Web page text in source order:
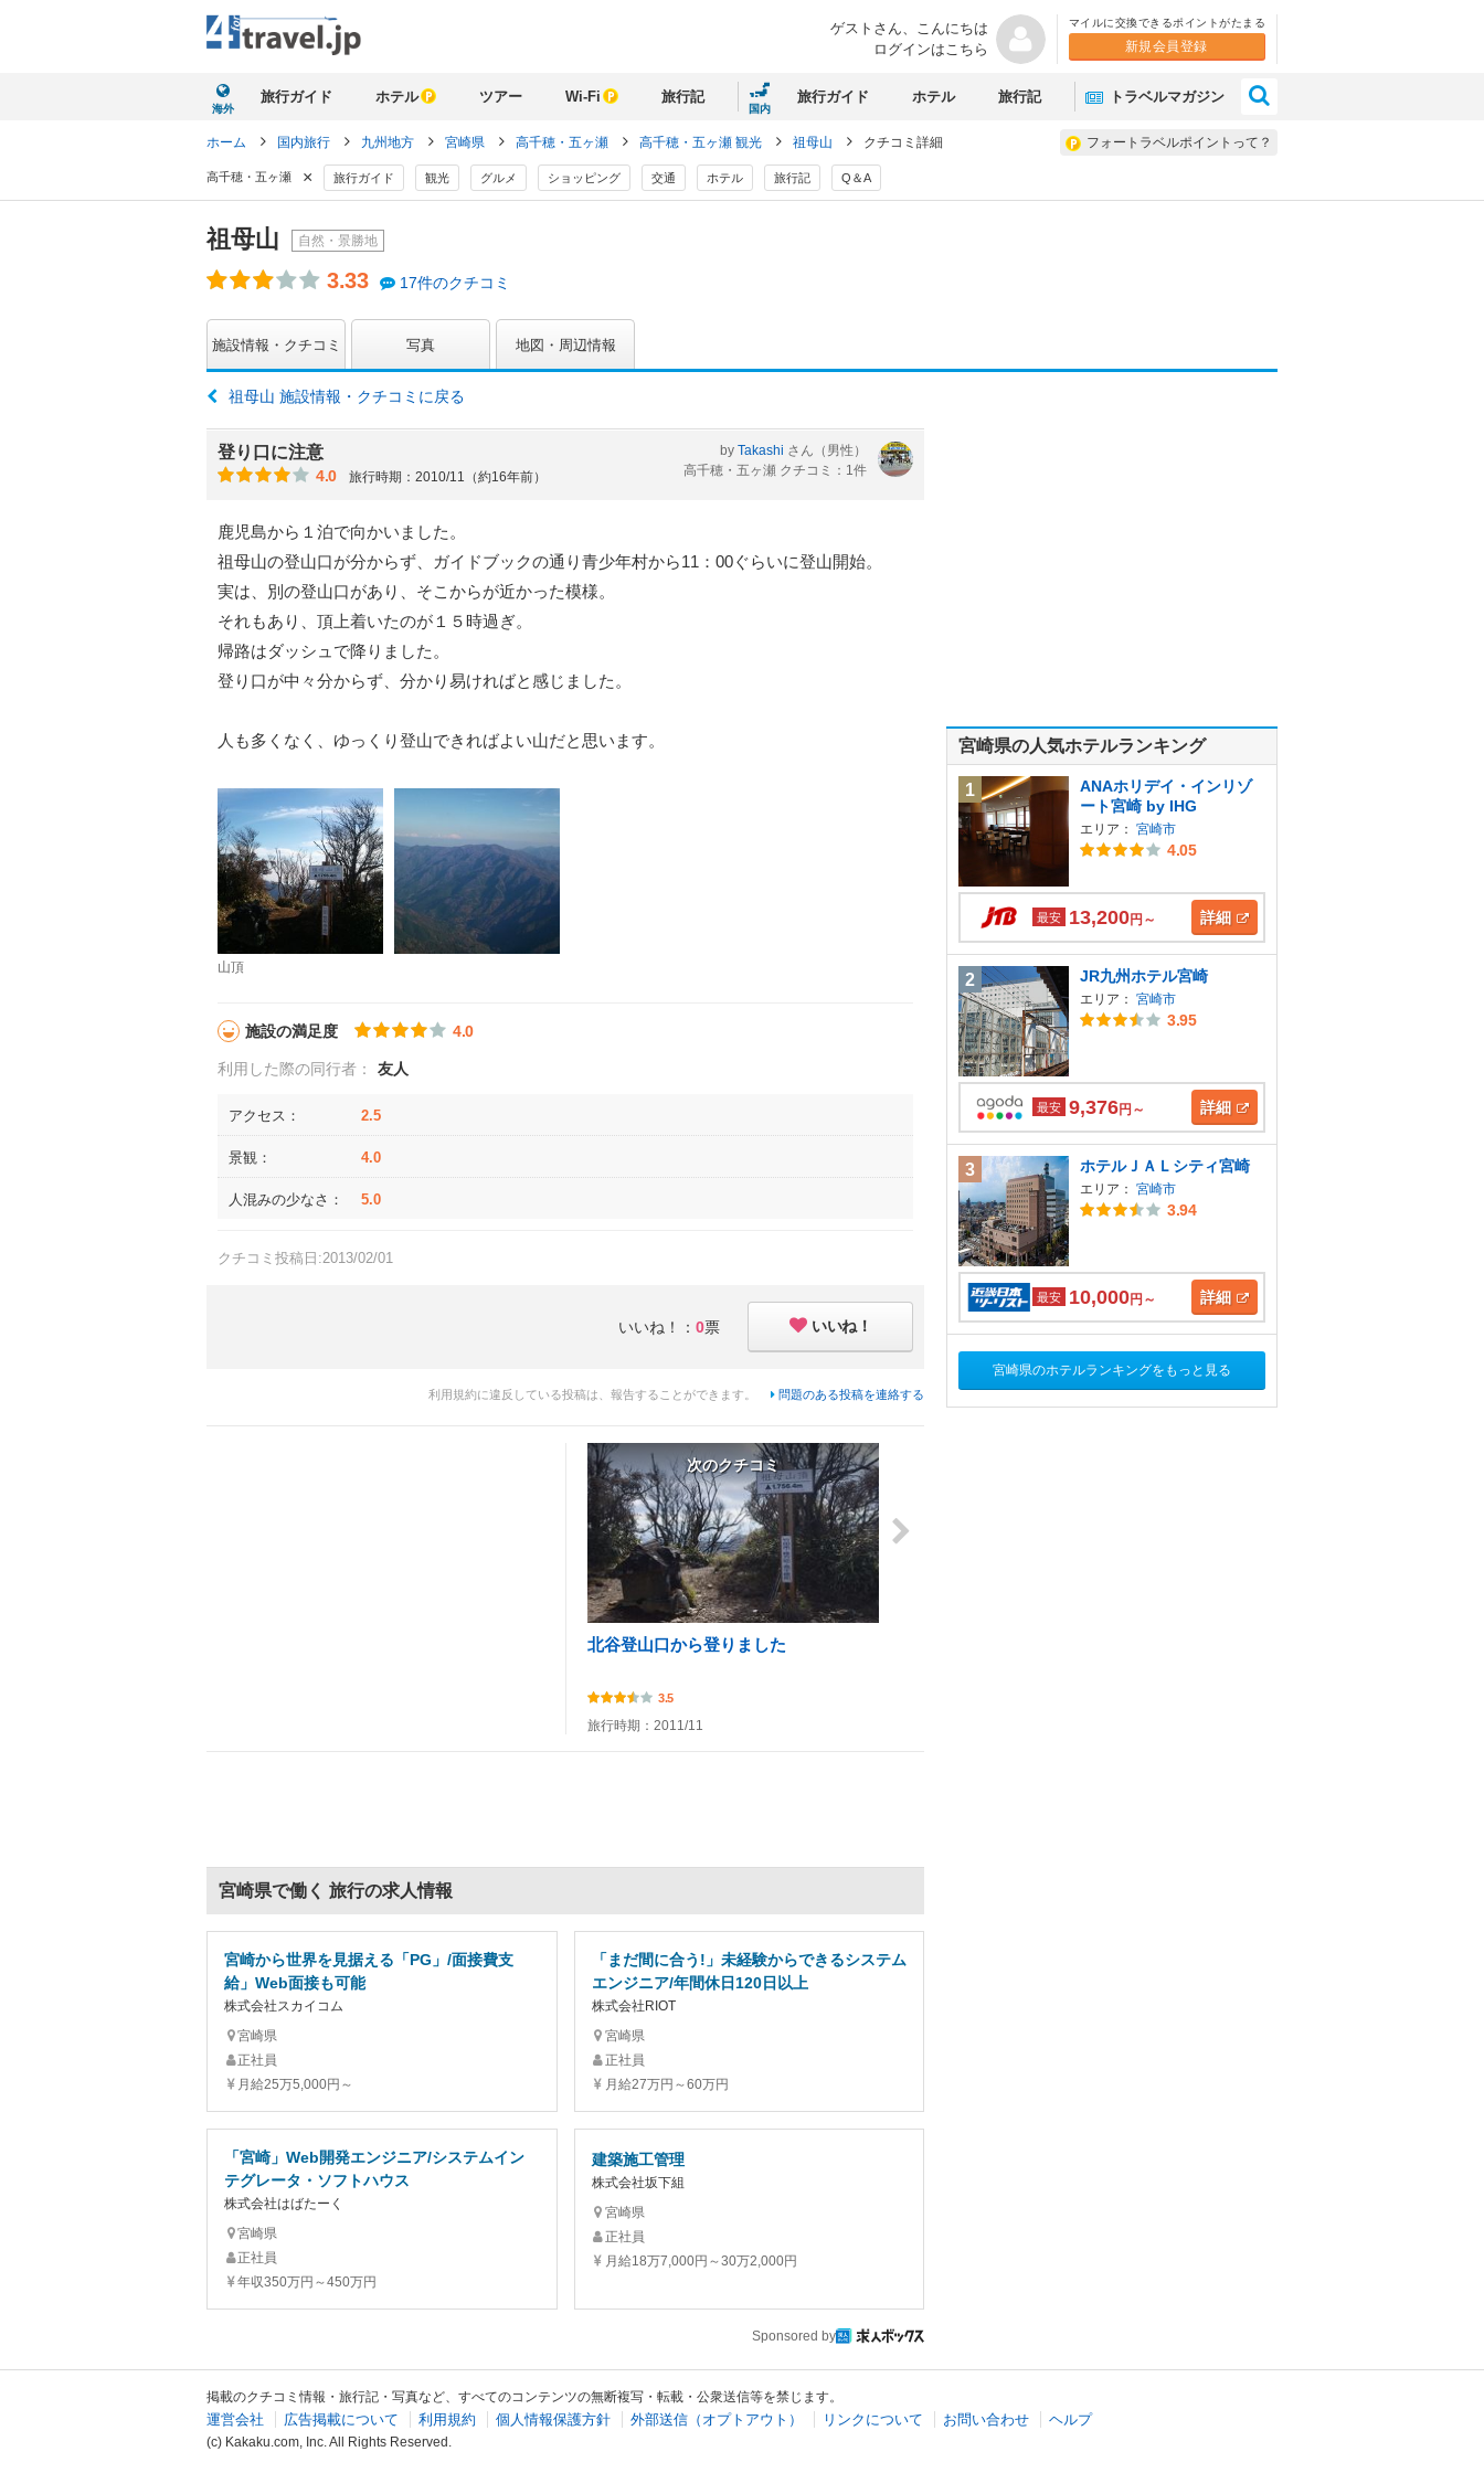
ゲストさん、 こんにちは
ログインはこちら
マイルに交換できるポイントがたまる
新規会員登録
海外
旅行ガイド ホテル ツアー Wi-Fi 旅行記
国内
旅行ガイド ホテル 旅行記 トラベルマガジン
フォートラベルポイントって？
ホーム 国内旅行 九州地方 宮崎県 高千穂・五ヶ瀬 高千穂・五ヶ瀬 観光 祖母山 クチコミ詳細
高千穂・五ヶ瀬 × 旅行ガイド 観光 グルメ ショッピング 交通 ホテル 旅行記 Q＆A
祖母山 自然・景勝地
3.33 17件のクチコミ
施設情報・クチコミ 写真 地図・周辺情報
祖母山 施設情報・クチコミに戻る
登り口に注意
4.0 旅行時期：2010/11（約16年前）
by Takashi さん （男性）
高千穂・五ヶ瀬 クチコミ：1件
鹿児島から１泊で向かいました。
祖母山の登山口が分からず、ガイドブックの通り青少年村から11：00ぐらいに登山開始。
実は、別の登山口があり、そこからが近かった模様。
それもあり、頂上着いたのが１５時過ぎ。
帰路はダッシュで降りました。
登り口が中々分からず、分かり易ければと感じました。
人も多くなく、ゆっくり登山できればよい山だと思います。
山頂
施設の満足度 4.0
利用した際の同行者： 友人
アクセス： 2.5
景観： 4.0
人混みの少なさ： 5.0
クチコミ投稿日:2013/02/01
いいね！： 0票 いいね！
利用規約に違反している投稿は、報告することができます。 問題のある投稿を連絡する
次のクチコミ
北谷登山口から登りました
3.5
旅行時期：2011/11
宮崎県で働く 旅行の求人情報
宮崎から世界を見据える「PG」/面接費支
給」Web面接も可能
株式会社スカイコム
宮崎県
正社員
月給25万5,000円～
「まだ間に合う!」未経験からできるシステム
エンジニア/年間休日120日以上
株式会社RIOT
宮崎県
正社員
月給27万円～60万円
「宮崎」Web開発エンジニア/システムイン
テグレータ・ソフトハウス
株式会社はばたーく
宮崎県
正社員
年収350万円～450万円
建築施工管理
株式会社坂下組
宮崎県
正社員
月給18万7,000円～30万2,000円
Sponsored by
宮崎県の人気ホテルランキング
1
ANAホリデイ・インリゾ
ート宮崎 by IHG
エリア： 宮崎市
4.05
最安 13,200円～ 詳細
2 JR九州ホテル宮崎
エリア： 宮崎市
3.95
最安 9,376円～ 詳細
3 ホテルＪＡＬシティ宮崎
エリア： 宮崎市
3.94
最安 10,000円～ 詳細
宮崎県のホテルランキングをもっと見る
掲載のクチコミ情報・旅行記・写真など、すべてのコンテンツの無断複写・転載・公衆送信等を禁じます。
運営会社 広告掲載について 利用規約 個人情報保護方針 外部送信（オプトアウト） リンクについて お問い合わせ ヘルプ
(c) Kakaku.com, Inc. All Rights Reserved.